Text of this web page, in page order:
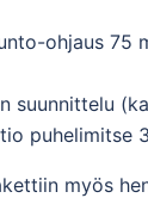
ohjaus 75
suunnittelu
puhelimitse
myös